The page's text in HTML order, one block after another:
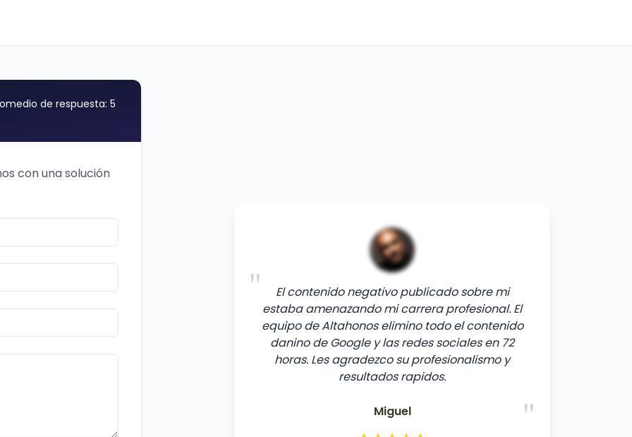
de respuesta: 5
con una solución
"
El contenido negativo publicado sobre mi
estaba amenazando mi carrera profesional. El
equipo de Altahonos elimino todo el contenido
danino de Google y las redes sociales en 72
horas. Les agradezco su profesionalismo y
resultados rapidos.
"
Miguel